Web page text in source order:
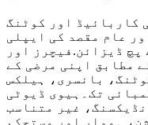
کاربائیڈ اور کوٹنگ
عام مقصد کی ایپلی
ڈیزائن.فیچرز اور
مطابق اپنی مرضی کے
بانسری، ہیلکس
تک۔ہیوی ڈیوٹی
غیر متناسب
ہموار اور مستحکم